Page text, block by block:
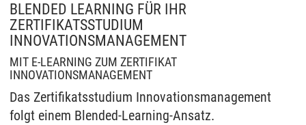
BLENDED LEARNING FÜR IHR
ZERTIFIKATSSTUDIUM
INNOVATIONSMANAGEMENT
MIT E-LEARNING ZUM ZERTIFIKAT
INNOVATIONSMANAGEMENT
Das Zertifikatsstudium Innovationsmanagement
folgt einem Blended-Learning-Ansatz.